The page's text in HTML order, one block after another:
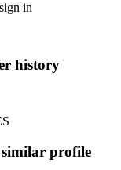
in
history
profile